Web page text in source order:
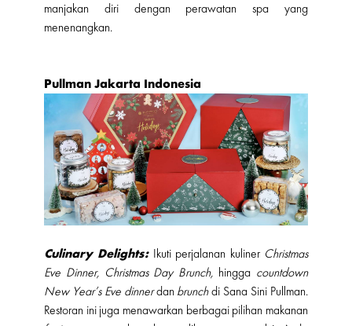
manjakan diri dengan perawatan spa yang
menenangkan.
Pullman Jakarta Indonesia
Culinary Delights:Ikuti perjalanan kuliner Christmas
Eve Dinner, Christmas Day Brunch, hingga countdown
New Year’s Eve dinnerdan brunchdi Sana Sini Pullman.
Restoran ini juga menawarkan berbagai pilihan makanan